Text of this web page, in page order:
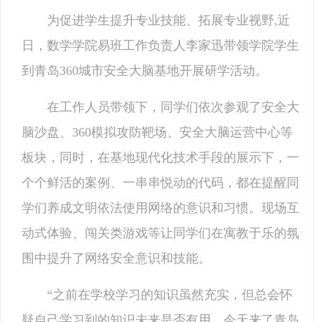
为促进学生提升专业技能、拓展专业视野,近
日，数学学院易班工作负责人李家迅带领学院学生
到青岛360城市安全大脑基地开展研学活动。
在工作人员带领下，同学们依次参观了安全大
脑沙盘、360模拟攻防靶场、安全大脑运营中心等
板块，同时，在基地现代化技术手段的展示下，一
个个鲜活的案例、一串串悦动的代码，都在提醒同
学们养成文明依法使用网络的意识和习惯。现场互
动式体验、闯关类游戏等让同学们在寓教于乐的氛
围中提升了网络安全意识和技能。
“之前在学校学习的知识虽然充实，但总会怀